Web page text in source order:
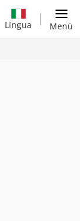
Lingua Menù